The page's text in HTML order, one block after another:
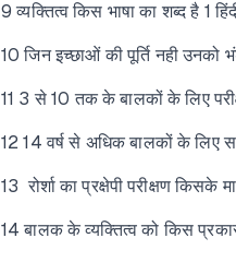
9 व्यक्तित्व किस भाषा का शब्द है 1
10 जिन इच्छाओं की पूर्ति नही
11 3 से 10 तक के बालकों के लिए
12 14 वर्ष से अधिक बालकों के लिए
13 रोर्शा का प्रक्षेपी परीक्षण
14 बालक के व्यक्तित्व को किस